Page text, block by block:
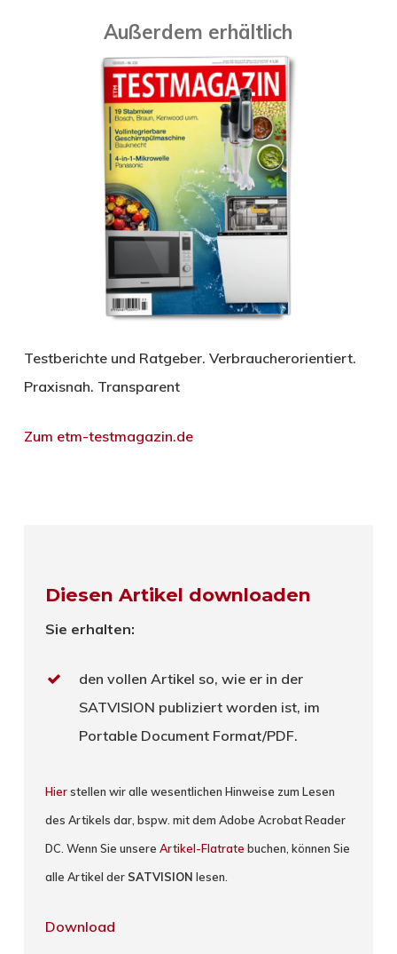
Außerdem erhältlich
Testberichte und Ratgeber. Verbraucherorientiert.
Praxisnah. Transparent
Zum etm-testmagazin.de
Diesen Artikel downloaden
Sie erhalten:
den vollen Artikel so, wie er in der
SATVISION publiziert worden ist, im
Portable Document Format/PDF.
Hierstellen wir alle wesentlichen Hinweise zum Lesen
des Artikels dar, bspw. mit dem Adobe Acrobat Reader
DC. Wenn Sie unsereArtikel-Flatrate buchen, können Sie
alle Artikel der SATVISION lesen.
Download